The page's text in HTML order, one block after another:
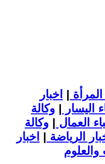
المرأة | اخبار
اليسار | وكالة
العمال | وكالة
الرياضة | اخبار